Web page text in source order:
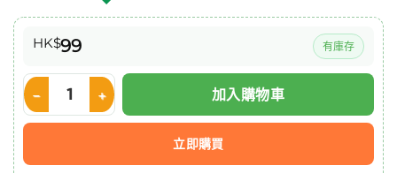
HK$99 有庫存
Nutricia Fortisip 營保健高能量高蛋白質營養品 – 咖啡味 125ml 4
加入購物車
立即購買